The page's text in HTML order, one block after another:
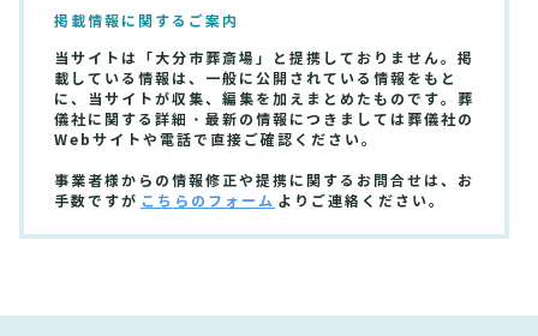
掲載情報に関するご案内
当サイトは「大分市葬斎場」と提携しておりません。掲
載している情報は、一般に公開されている情報をもと
に、当サイトが収集、編集を加えまとめたものです。葬
儀社に関する詳細・最新の情報につきましては葬儀社の
Webサイトや電話で直接ご確認ください。
事業者様からの情報修正や提携に関するお問合せは、お
手数ですが こちらのフォーム よりご連絡ください。